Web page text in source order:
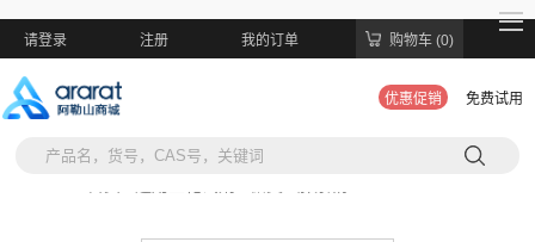
请登录 注册 我的订单 购物车 (0)
优惠促销 免费试用